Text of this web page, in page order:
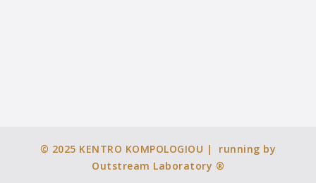
© 2025 KENTRO KOMPOLOGIOU | running by
Outstream Laboratory ®